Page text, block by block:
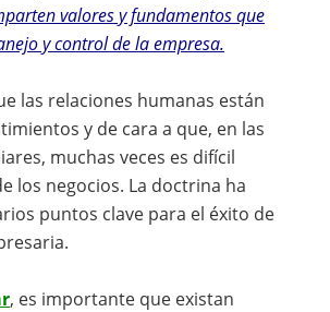
valores y fundamentos que
y control de la empresa.
las relaciones humanas están
y de cara a que, en las
muchas veces es difícil
los negocios. La doctrina ha
puntos clave para el éxito de
, es importante que existan